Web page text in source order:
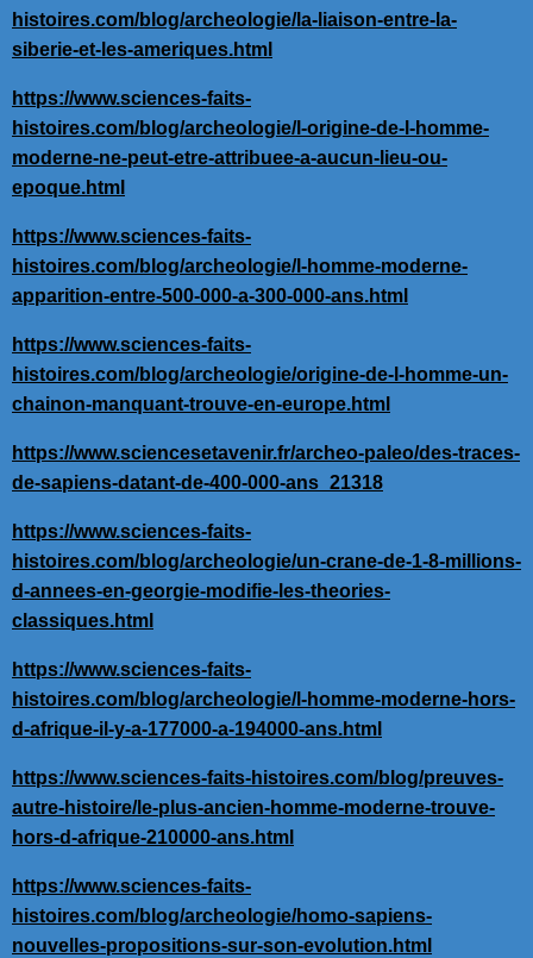
histoires.com/blog/archeologie/la-liaison-entre-la-
siberie-et-les-ameriques.html
https://www.sciences-faits-
histoires.com/blog/archeologie/l-origine-de-l-homme-
moderne-ne-peut-etre-attribuee-a-aucun-lieu-ou-
epoque.html
https://www.sciences-faits-
histoires.com/blog/archeologie/l-homme-moderne-
apparition-entre-500-000-a-300-000-ans.html
https://www.sciences-faits-
histoires.com/blog/archeologie/origine-de-l-homme-un-
chainon-manquant-trouve-en-europe.html
https://www.sciencesetavenir.fr/archeo-paleo/des-traces-
de-sapiens-datant-de-400-000-ans_21318
https://www.sciences-faits-
histoires.com/blog/archeologie/un-crane-de-1-8-millions-
d-annees-en-georgie-modifie-les-theories-
classiques.html
https://www.sciences-faits-
histoires.com/blog/archeologie/l-homme-moderne-hors-
d-afrique-il-y-a-177000-a-194000-ans.html
https://www.sciences-faits-histoires.com/blog/preuves-
autre-histoire/le-plus-ancien-homme-moderne-trouve-
hors-d-afrique-210000-ans.html
https://www.sciences-faits-
histoires.com/blog/archeologie/homo-sapiens-
nouvelles-propositions-sur-son-evolution.html